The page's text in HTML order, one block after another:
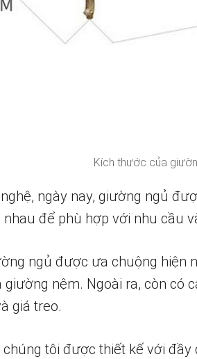
Kích thước của
ngày nay, giường ngủ
để phù hợp với nhu cầu
ngủ được ưa chuộng hiện
nệm. Ngoài ra, còn có
giá treo.
tôi được thiết kế với